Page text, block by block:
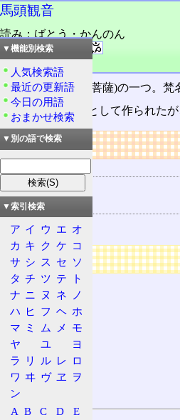
馬頭観音
読み：ばとう・かんのん
外語：Hayagriva
品詞：名詞
観世音菩薩(観音菩薩)の一つ。梵
元々は人身馬頭として作られた
リンク
仏教
関連する用語
観世音菩薩
広告
▼機能別検索
人気検索語
最近の更新語
今日の用語
おまかせ検索
▼別の語で検索
▼索引検索
ア イ ウ エ オ
カ キ ク ケ コ
サ シ ス セ ソ
タ チ ツ テ
ト
ナ ニ ヌ ネ
ノ
ハ ヒ フ ヘ ホ
マ ミ ム メ
モ
ヤ
ユ
ヨ
ラ
リ ル レ ロ
ワ ヰ ヴ ヱ
ヲ
ン
A B C D
E